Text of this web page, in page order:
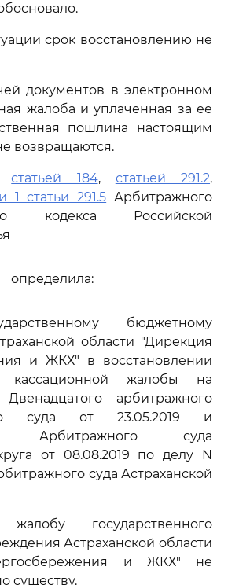
срок восстановлению не
документов в электронном
жалоба и уплаченная за ее
пошлина настоящим
возвращаются.
статьей 184, статьей 291.2,
1 статьи 291.5 Арбитражного
кодекса Российской
определила:
бюджетному
области "Дирекция
и ЖКХ" в восстановлении
кассационной жалобы на
Двенадцатого арбитражного
суда от 23.05.2019 и
Арбитражного суда
от 08.08.2019 по делу N
суда Астраханской
жалобу государственного
Астраханской области
и ЖКХ" не
существу.